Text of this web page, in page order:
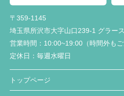
〒359-1145
埼玉県所沢市大字山口239-1 グラー
営業時間： 10:00~19:00（時間外も
定休日： 毎週水曜日
トップページ